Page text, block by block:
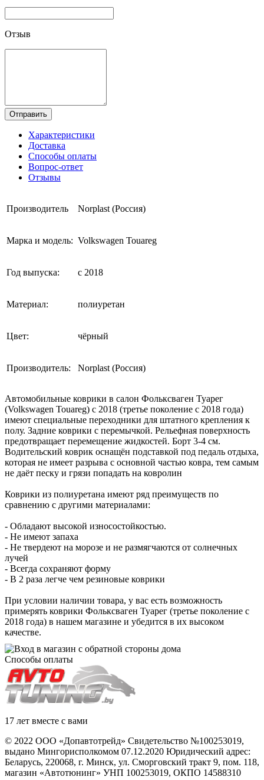
Отзыв
Отправить
Характеристики
Доставка
Способы оплаты
Вопрос-ответ
Отзывы
Производитель Norplast (Россия)
Марка и модель: Volkswagen Touareg
Год выпуска: с 2018
Материал: полиуретан
Цвет: чёрный
Производитель: Norplast (Россия)
Автомобильные коврики в салон Фольксваген Туарег
(Volkswagen Touareg) с 2018 (третье поколение с 2018 года)
имеют специальные переходники для штатного крепления к
полу. Задние коврики с перемычкой. Рельефная поверхность
предотвращает перемещение жидкостей. Борт 3-4 см.
Водительский коврик оснащён подставкой под педаль отдыха,
которая не имеет разрыва с основной частью ковра, тем самым
не даёт песку и грязи попадать на ковролин
Коврики из полиуретана имеют ряд преимуществ по
сравнению с другими материалами:
- Обладают высокой износостойкостью.
- Не имеют запаха
- Не твердеют на морозе и не размягчаются от солнечных
лучей
- Всегда сохраняют форму
- В 2 раза легче чем резиновые коврики
При условии наличии товара, у вас есть возможность
примерять коврики Фольксваген Туарег (третье поколение с
2018 года) в нашем магазине и убедится в их высоком
качестве.
Способы оплаты
17 лет вместе с вами
© 2022 ООО «Допавтотрейд» Свидетельство №100253019,
выдано Мингорисполкомом 07.12.2020 Юридический адрес:
Беларусь, 220068, г. Минск, ул. Сморговский тракт 9, пом. 118,
магазин «Автотюнинг» УНП 100253019, ОКПО 14588310